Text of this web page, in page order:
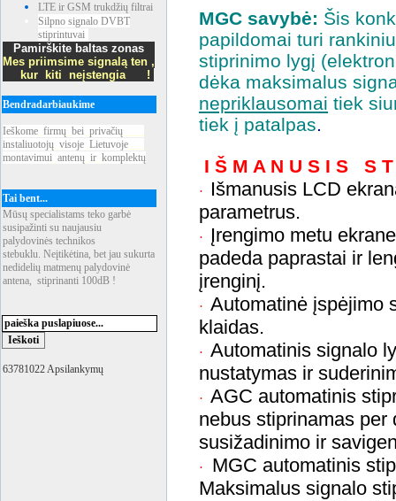
LTE ir GSM trukdžių filtrai
Silpno signalo DVBT
stiprintuvai
Pamirškite baltas zonas
Mes priimsime signalą ten ,
kur kiti neįstengia !
Bendradarbiaukime
Ieškome firmų bei privačių
instaliuotojų visoje Lietuvoje
montavimui antenų ir komplektų
Tai bent...
Mūsų specialistams teko garbė
susipažinti su naujausiu
palydovinės technikos
stebuklu. Neįtikėtina, bet jau sukurta
nedidelių matmenų palydovinė
antena, stiprinanti 100dB !
63781022 Apsilankymų
MGC savybė: Šis
papildomai turi r
stiprinimo lygį
dėka maksimalus
nepriklausomai tiek
tiek į patalpas.
I Š M A N U S I S S
·
Išmanusis LCD
parametrus.
·
Įrengimo metu
padeda paprastai ir
įrenginį.
· Automatinė įspėjimo
klaidas.
· Automatinis signalo
nustatymas ir
· AGC automatinis
nebus stiprinamas per
susižadinimo ir
·
MGC automatinis
Maksimalus signalo